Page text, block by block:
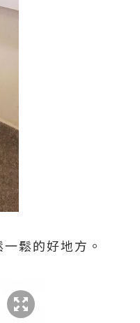
鬆的好地方。